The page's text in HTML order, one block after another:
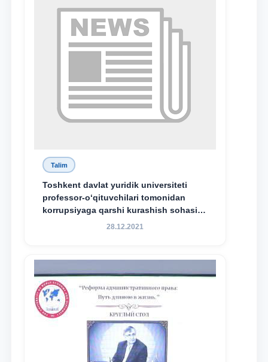
Talim
Toshkent davlat yuridik universiteti
professor-o‘qituvchilari tomonidan
korrupsiyaga qarshi kurashish sohasida
amalga oshirilayotgan islohotlar hamda
maqsadida xorijiy va mahalliy ilmiy
nashrlarda chop etilgan maqolalar
dayjesti
28.12.2021